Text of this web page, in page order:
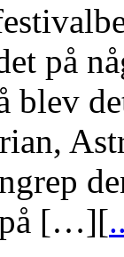
på
blev
på […][